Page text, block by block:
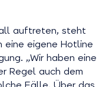
auftreten, steht
eine eigene Hotline
„Wir haben eine
Regel auch dem